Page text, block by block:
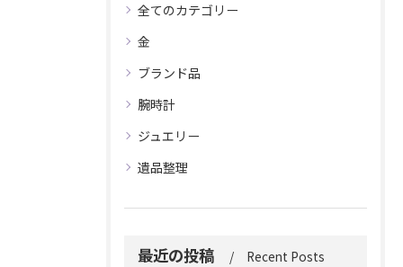
全てのカテゴリー
金
ブランド品
腕時計
ジュエリー
遺品整理
最近の投稿 Recent Posts